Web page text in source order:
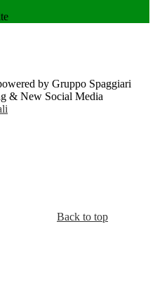
by Gruppo Spaggiari
& New Social Media
Back to top